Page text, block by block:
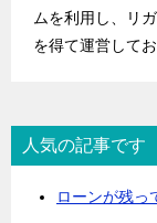
ムを利用し、リ
を得て運営してお
人気の記事です
ローンが残っ